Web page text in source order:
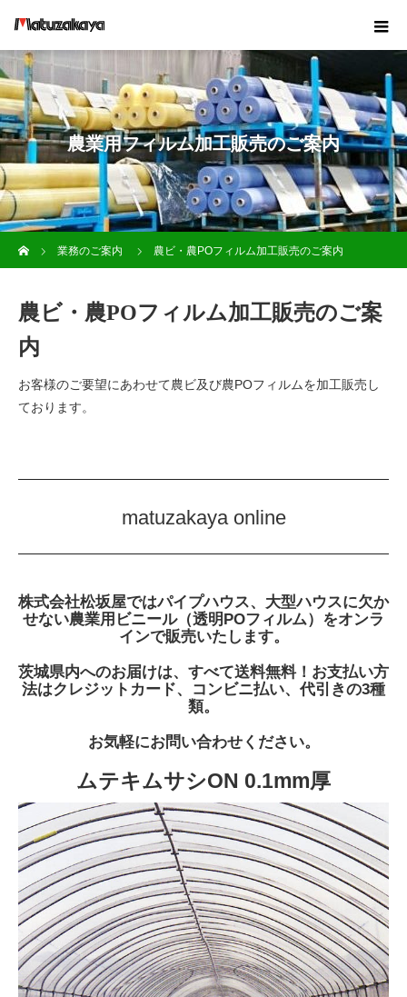
農業用フィルム加工販売のご案内
業務のご案内
農ビ・農POフィルム加工販売のご案内
農ビ・農POフィルム加工販売のご案
内
お客様のご要望にあわせて農ビ及び農POフィルムを加工販売し
ております。
matuzakaya online
株式会社松坂屋ではパイプハウス、大型ハウスに欠か
せない農業用ビニール（透明POフィルム）をオンラ
インで販売いたします。
茨城県内へのお届けは、すべて送料無料！お支払い方
法はクレジットカード、コンビニ払い、代引きの3種
類。
お気軽にお問い合わせください。
ムテキムサシON 0.1mm厚